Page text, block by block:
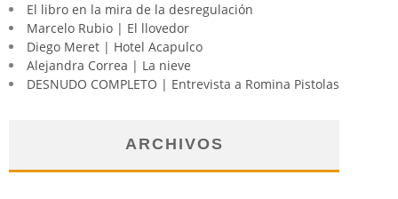
El libro en la mira de la desregulación
Marcelo Rubio | El llovedor
Diego Meret | Hotel Acapulco
Alejandra Correa | La nieve
DESNUDO COMPLETO | Entrevista a Romina Pistolas
ARCHIVOS